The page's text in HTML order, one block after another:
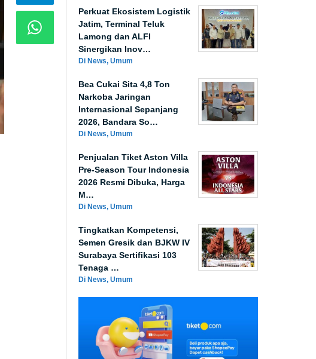
Perkuat Ekosistem Logistik
Jatim, Terminal Teluk
Lamong dan ALFI
Sinergikan Inov…
Di News, Umum
Bea Cukai Sita 4,8 Ton
Narkoba Jaringan
Internasional Sepanjang
2026, Bandara So…
Di News, Umum
Penjualan Tiket Aston Villa
Pre-Season Tour Indonesia
2026 Resmi Dibuka, Harga
M…
Di News, Umum
Tingkatkan Kompetensi,
Semen Gresik dan BJKW IV
Surabaya Sertifikasi 103
Tenaga …
Di News, Umum